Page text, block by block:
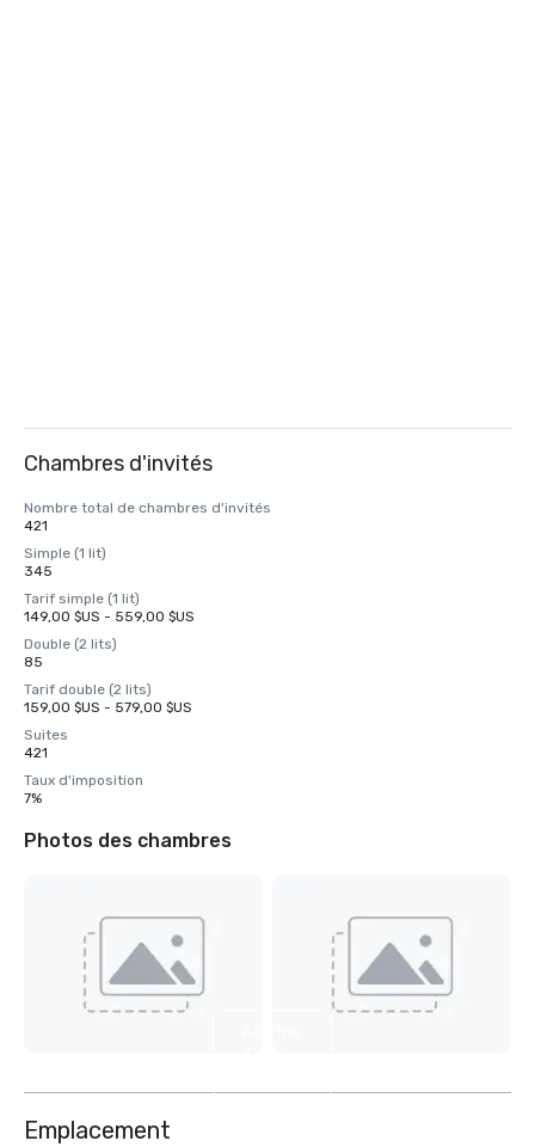
Chambres d'invités
Nombre total de chambres d'invités
421
Simple (1 lit)
345
Tarif simple (1 lit)
149,00 $US - 559,00 $US
Double (2 lits)
85
Tarif double (2 lits)
159,00 $US - 579,00 $US
Suites
421
Taux d'imposition
7%
Photos des chambres
Emplacement